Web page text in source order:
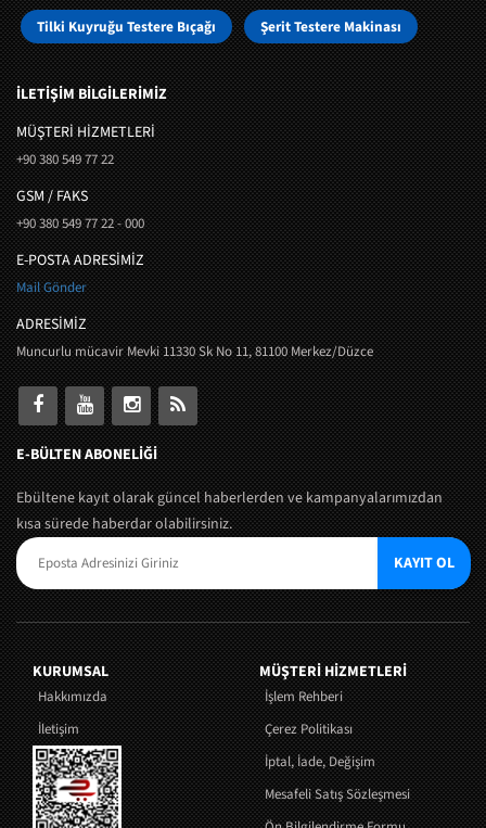
Tilki Kuyruğu Testere Bıçağı Şerit Testere Makinası
İLETİŞİM BİLGİLERİMİZ
MÜŞTERI HIZMETLERI
+90 380 549 77 22
GSM / FAKS
+90 380 549 77 22 - 000
E-POSTA ADRESİMİZ
Mail Gönder
ADRESİMİZ
Muncurlu mücavir Mevki 11330 Sk No 11, 81100 Merkez/Düzce
E-BÜLTEN ABONELİĞİ
Ebültene kayıt olarak güncel haberlerden ve kampanyalarımızdan
kısa sürede haberdar olabilirsiniz.
KAYIT OL
KURUMSAL
Hakkımızda
İletişim
MÜŞTERI HIZMETLERI
İşlem Rehberi
Çerez Politikası
İptal, İade, Değişim
Mesafeli Satış Sözleşmesi